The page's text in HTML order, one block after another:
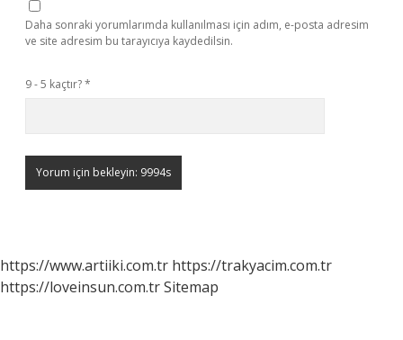
Daha sonraki yorumlarımda kullanılması için adım, e-posta adresim
ve site adresim bu tarayıcıya kaydedilsin.
9 - 5 kaçtır?*
https://www.artiiki.com.tr https://trakyacim.com.tr
https://loveinsun.com.trSitemap